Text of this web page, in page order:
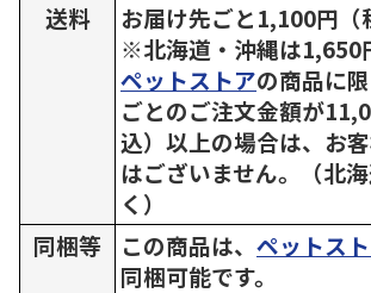
送料
お届け先ごと1,100円（
※北海道・沖縄は1,650
ペットストアの商品に
ごとのご注文金額が
込）以上の場合は、お
はございません。（北
く）
同梱等
この商品は、 ペットス
同梱可能です。